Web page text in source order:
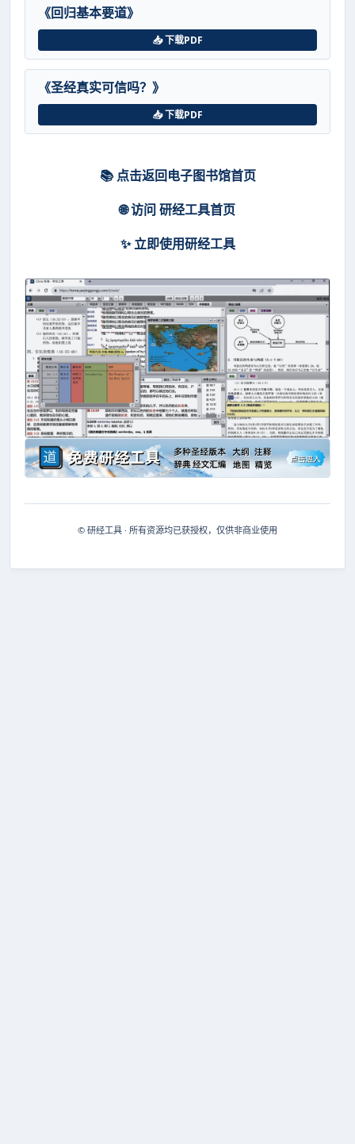
《回归基本要道》
📥 下载PDF
《圣经真实可信吗？》
📥 下载PDF
📚 点击返回电子图书馆首页
🌐 访问 研经工具首页
✨ 立即使用研经工具
© 研经工具 · 所有资源均已获授权，仅供非商业使用